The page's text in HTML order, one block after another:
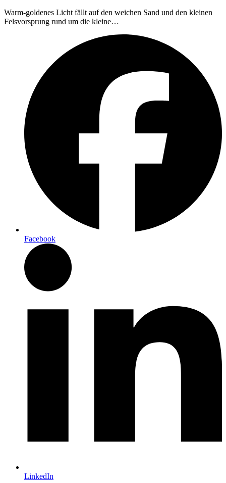
Warm-goldenes Licht fällt auf den weichen Sand und den kleinen
Felsvorsprung rund um die kleine…
Facebook
LinkedIn